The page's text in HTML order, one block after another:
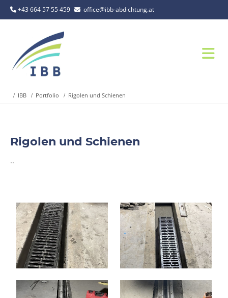
+43 664 57 55 459 office@ibb-abdichtung.at
IBB Portfolio Rigolen und Schienen
Rigolen und Schienen
..